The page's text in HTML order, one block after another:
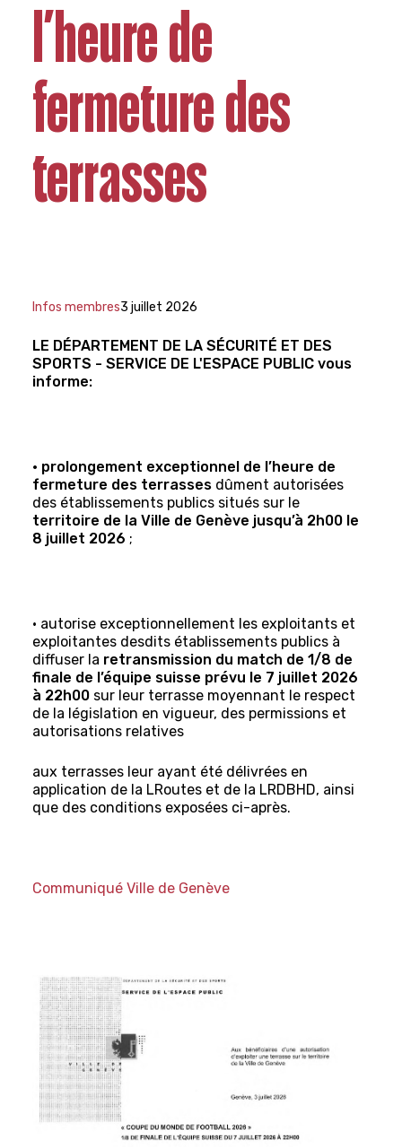
l’heure de
fermeture des
terrasses
Infos membres3 juillet 2026
LE DÉPARTEMENT DE LA SÉCURITÉ ET DES
SPORTS - SERVICE DE L'ESPACE PUBLIC vous
informe:
• prolongement exceptionnel de l’heure de
fermeture des terrasses dûment autorisées
des établissements publics situés sur le
territoire de la Ville de Genève jusqu’à 2h00 le
8 juillet 2026 ;
• autorise exceptionnellement les exploitants et
exploitantes desdits établissements publics à
diffuser la retransmission du match de 1/8 de
finale de l’équipe suisse prévu le 7 juillet 2026
à 22h00 sur leur terrasse moyennant le respect
de la législation en vigueur, des permissions et
autorisations relatives
aux terrasses leur ayant été délivrées en
application de la LRoutes et de la LRDBHD, ainsi
que des conditions exposées ci-après.
Communiqué Ville de Genève